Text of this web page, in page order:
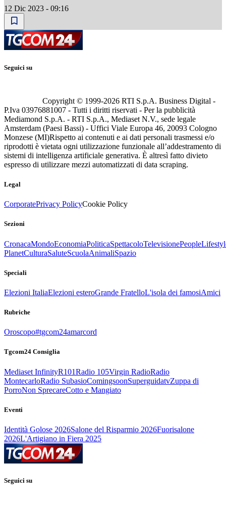
12 Dic 2023 - 09:16
Seguici su
Copyright © 1999-2026 RTI S.p.A. Business Digital -
P.Iva 03976881007 - Tutti i diritti riservati - Per la pubblicità
Mediamond S.p.A. - RTI S.p.A., Mediaset N.V., sede legale
Amsterdam (Paesi Bassi) - Uffici Viale Europa 46, 20093 Cologno
Monzese (MI)Rispetto ai contenuti e ai dati personali trasmessi e/o
riprodotti è vietata ogni utilizzazione funzionale all’addestramento di
sistemi di intelligenza artificiale generativa. È altresì fatto divieto
espresso di utilizzare mezzi automatizzati di data scraping.
Legal
CorporatePrivacy PolicyCookie Policy
Sezioni
CronacaMondoEconomiaPoliticaSpettacoloTelevisionePeople
PlanetCulturaSaluteScuolaAnimaliSpazio
Speciali
Elezioni ItaliaElezioni esteroGrande FratelloL'isola dei famosiAmici
Rubriche
Oroscopo#tgcom24amarcord
Tgcom24 Consiglia
Mediaset InfinityR101Radio 105Virgin RadioRadio
MontecarloRadio SubasioComingsoonSuperguidatvZuppa di
PorroNon SprecareCotto e Mangiato
Eventi
Identità Golose 2026Salone del Risparmio 2026Fuorisalone
2026L'Artigiano in Fiera 2025
Seguici su